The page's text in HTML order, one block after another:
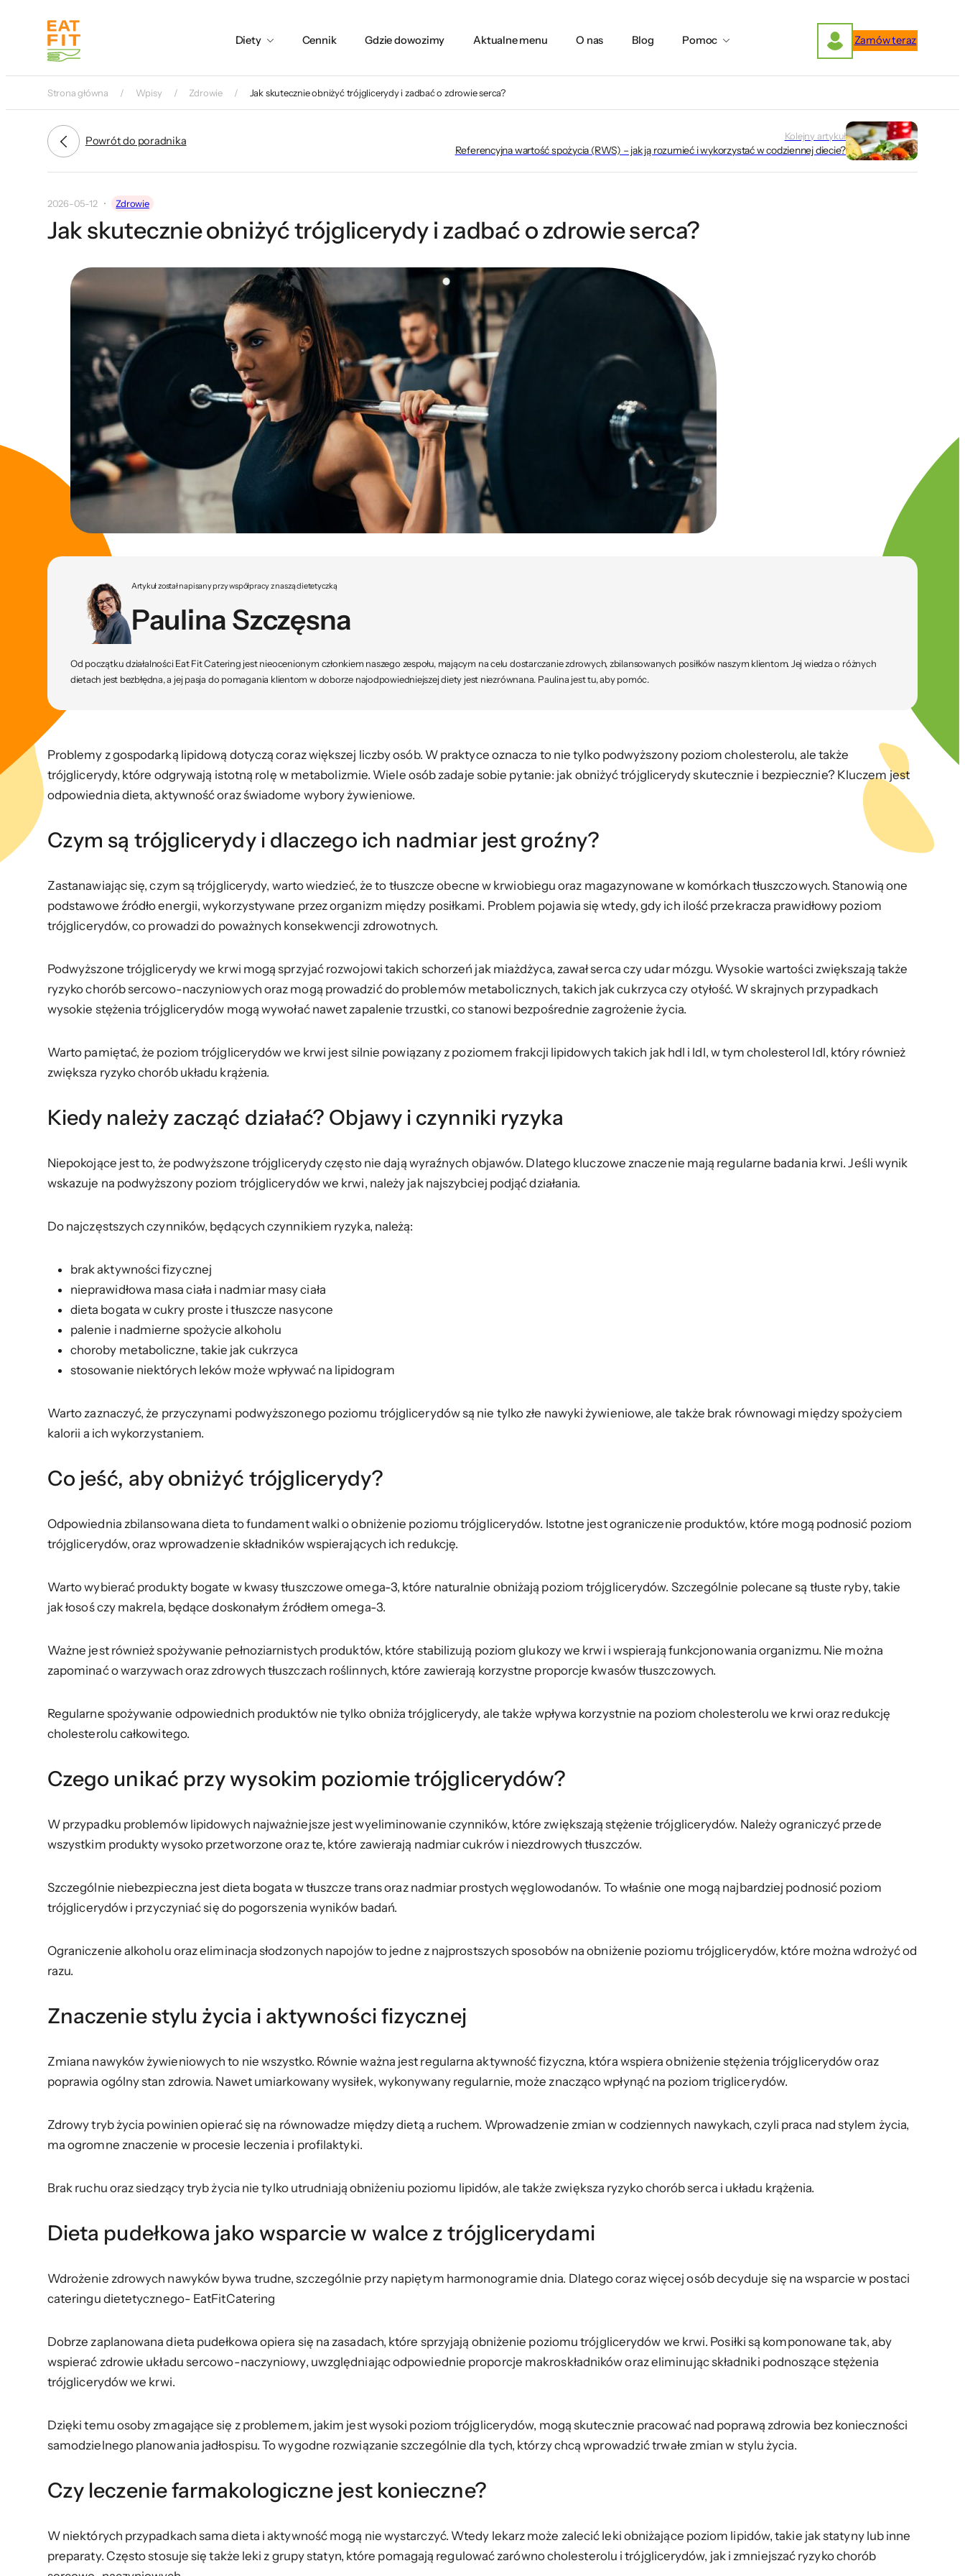
Diety Cennik Gdzie dowozimy Aktualne menu O nas Blog Pomoc Zamów teraz
Strona główna Wpisy Zdrowie Jak skutecznie obniżyć trójglicerydy i zadbać o zdrowie serca?
Powrót do poradnika Kolejny artykuł
Referencyjna wartość spożycia (RWS) – jak ją rozumieć i wykorzystać w codziennej diecie?
2026-05-12 Zdrowie
Jak skutecznie obniżyć trójglicerydy i zadbać o zdrowie serca?
Artykuł został napisany przy współpracy z naszą dietetyczką
Paulina Szczęsna
Od początku działalności Eat Fit Catering jest nieocenionym członkiem naszego zespołu, mającym na celu dostarczanie zdrowych, zbilansowanych posiłków naszym klientom. Jej wiedza o różnych
dietach jest bezbłędna, a jej pasja do pomagania klientom w doborze najodpowiedniejszej diety jest niezrównana. Paulina jest tu, aby pomóc.
Problemy z gospodarką lipidową dotyczą coraz większej liczby osób. W praktyce oznacza to nie tylko podwyższony poziom cholesterolu, ale także
trójglicerydy, które odgrywają istotną rolę w metabolizmie. Wiele osób zadaje sobie pytanie: jak obniżyć trójglicerydy skutecznie i bezpiecznie? Kluczem jest
odpowiednia dieta, aktywność oraz świadome wybory żywieniowe.
Czym są trójglicerydy i dlaczego ich nadmiar jest groźny?
Zastanawiając się, czym są trójglicerydy, warto wiedzieć, że to tłuszcze obecne w krwiobiegu oraz magazynowane w komórkach tłuszczowych. Stanowią one
podstawowe źródło energii, wykorzystywane przez organizm między posiłkami. Problem pojawia się wtedy, gdy ich ilość przekracza prawidłowy poziom
trójglicerydów, co prowadzi do poważnych konsekwencji zdrowotnych.
Podwyższone trójglicerydy we krwi mogą sprzyjać rozwojowi takich schorzeń jak miażdżyca, zawał serca czy udar mózgu. Wysokie wartości zwiększają także
ryzyko chorób sercowo-naczyniowych oraz mogą prowadzić do problemów metabolicznych, takich jak cukrzyca czy otyłość. W skrajnych przypadkach
wysokie stężenia trójglicerydów mogą wywołać nawet zapalenie trzustki, co stanowi bezpośrednie zagrożenie życia.
Warto pamiętać, że poziom trójglicerydów we krwi jest silnie powiązany z poziomem frakcji lipidowych takich jak hdl i ldl, w tym cholesterol ldl, który również
zwiększa ryzyko chorób układu krążenia.
Kiedy należy zacząć działać? Objawy i czynniki ryzyka
Niepokojące jest to, że podwyższone trójglicerydy często nie dają wyraźnych objawów. Dlatego kluczowe znaczenie mają regularne badania krwi. Jeśli wynik
wskazuje na podwyższony poziom trójglicerydów we krwi, należy jak najszybciej podjąć działania.
Do najczęstszych czynników, będących czynnikiem ryzyka, należą:
brak aktywności fizycznej
nieprawidłowa masa ciała i nadmiar masy ciała
dieta bogata w cukry proste i tłuszcze nasycone
palenie i nadmierne spożycie alkoholu
choroby metaboliczne, takie jak cukrzyca
stosowanie niektórych leków może wpływać na lipidogram
Warto zaznaczyć, że przyczynami podwyższonego poziomu trójglicerydów są nie tylko złe nawyki żywieniowe, ale także brak równowagi między spożyciem
kalorii a ich wykorzystaniem.
Co jeść, aby obniżyć trójglicerydy?
Odpowiednia zbilansowana dieta to fundament walki o obniżenie poziomu trójglicerydów. Istotne jest ograniczenie produktów, które mogą podnosić poziom
trójglicerydów, oraz wprowadzenie składników wspierających ich redukcję.
Warto wybierać produkty bogate w kwasy tłuszczowe omega-3, które naturalnie obniżają poziom trójglicerydów. Szczególnie polecane są tłuste ryby, takie
jak łosoś czy makrela, będące doskonałym źródłem omega-3.
Ważne jest również spożywanie pełnoziarnistych produktów, które stabilizują poziom glukozy we krwi i wspierają funkcjonowania organizmu. Nie można
zapominać o warzywach oraz zdrowych tłuszczach roślinnych, które zawierają korzystne proporcje kwasów tłuszczowych.
Regularne spożywanie odpowiednich produktów nie tylko obniża trójglicerydy, ale także wpływa korzystnie na poziom cholesterolu we krwi oraz redukcję
cholesterolu całkowitego.
Czego unikać przy wysokim poziomie trójglicerydów?
W przypadku problemów lipidowych najważniejsze jest wyeliminowanie czynników, które zwiększają stężenie trójglicerydów. Należy ograniczyć przede
wszystkim produkty wysoko przetworzone oraz te, które zawierają nadmiar cukrów i niezdrowych tłuszczów.
Szczególnie niebezpieczna jest dieta bogata w tłuszcze trans oraz nadmiar prostych węglowodanów. To właśnie one mogą najbardziej podnosić poziom
trójglicerydów i przyczyniać się do pogorszenia wyników badań.
Ograniczenie alkoholu oraz eliminacja słodzonych napojów to jedne z najprostszych sposobów na obniżenie poziomu trójglicerydów, które można wdrożyć od
razu.
Znaczenie stylu życia i aktywności fizycznej
Zmiana nawyków żywieniowych to nie wszystko. Równie ważna jest regularna aktywność fizyczna, która wspiera obniżenie stężenia trójglicerydów oraz
poprawia ogólny stan zdrowia. Nawet umiarkowany wysiłek, wykonywany regularnie, może znacząco wpłynąć na poziom triglicerydów.
Zdrowy tryb życia powinien opierać się na równowadze między dietą a ruchem. Wprowadzenie zmian w codziennych nawykach, czyli praca nad stylem życia,
ma ogromne znaczenie w procesie leczenia i profilaktyki.
Brak ruchu oraz siedzący tryb życia nie tylko utrudniają obniżeniu poziomu lipidów, ale także zwiększa ryzyko chorób serca i układu krążenia.
Dieta pudełkowa jako wsparcie w walce z trójglicerydami
Wdrożenie zdrowych nawyków bywa trudne, szczególnie przy napiętym harmonogramie dnia. Dlatego coraz więcej osób decyduje się na wsparcie w postaci
cateringu dietetycznego- EatFitCatering
Dobrze zaplanowana dieta pudełkowa opiera się na zasadach, które sprzyjają obniżenie poziomu trójglicerydów we krwi. Posiłki są komponowane tak, aby
wspierać zdrowie układu sercowo-naczyniowy, uwzględniając odpowiednie proporcje makroskładników oraz eliminując składniki podnoszące stężenia
trójglicerydów we krwi.
Dzięki temu osoby zmagające się z problemem, jakim jest wysoki poziom trójglicerydów, mogą skutecznie pracować nad poprawą zdrowia bez konieczności
samodzielnego planowania jadłospisu. To wygodne rozwiązanie szczególnie dla tych, którzy chcą wprowadzić trwałe zmian w stylu życia.
Czy leczenie farmakologiczne jest konieczne?
W niektórych przypadkach sama dieta i aktywność mogą nie wystarczyć. Wtedy lekarz może zalecić leki obniżające poziom lipidów, takie jak statyny lub inne
preparaty. Często stosuje się także leki z grupy statyn, które pomagają regulować zarówno cholesterolu i trójglicerydów, jak i zmniejszać ryzyko chorób